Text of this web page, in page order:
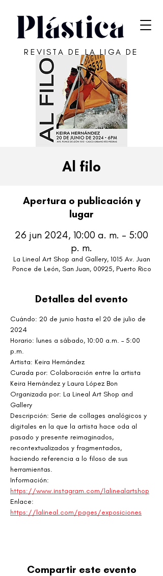
REVISTA DE LA LIGA DE
ARTE DE SAN JUAN
Al filo
Apertura o publicación y
lugar
26 jun 2024, 10:00 a. m. – 5:00
p. m.
La Lineal Art Shop and Gallery, 1015 Av. Juan
Ponce de León, San Juan, 00925, Puerto Rico
Detalles del evento
Cuándo: 20 de junio hasta el 20 de julio de
2024
Horario: lunes a sábado, 10:00 a.m. – 5:00
p.m.
Artista: Keira Hernández
Curada por: Colaboración entre la artista
Keira Hernández y Laura López Bon
Organizada por: La Lineal Art Shop and
Gallery
Descripción: Serie de collages analógicos y
digitales en la que la artista hace oda al
pasado y presente reimaginados,
recontextualizados y fragmentados,
haciendo referencia a lo filoso de sus
herramientas.
Información:
https://www.instagram.com/lalinealartshop
Enlace:
https://lalineal.com/pages/exposiciones
Compartir este evento